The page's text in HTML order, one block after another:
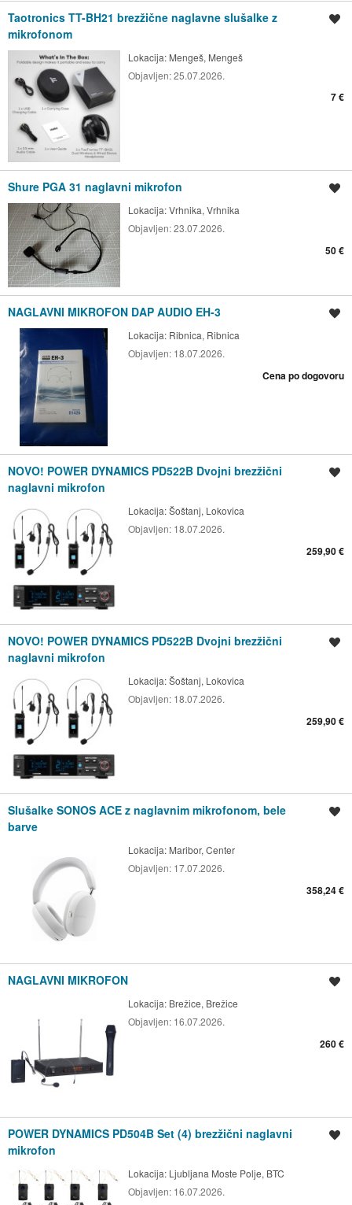
Taotronics TT-BH21 brezžične naglavne slušalke z
mikrofonom
Lokacija: Mengeš, Mengeš
Objavljen:25.07.2026.
7 €
Shure PGA 31 naglavni mikrofon
Lokacija:Vrhnika, Vrhnika
Objavljen:23.07.2026.
50 €
NAGLAVNI MIKROFON DAP AUDIO EH-3
Lokacija: Ribnica, Ribnica
Objavljen: 18.07.2026.
Cena po dogovoru
NOVO! POWER DYNAMICS PD522B Dvojni brezžični
naglavni mikrofon
Lokacija:Šoštanj, Lokovica
Objavljen: 18.07.2026.
259,90 €
NOVO! POWER DYNAMICS PD522B Dvojni brezžični
naglavni mikrofon
Lokacija:Šoštanj, Lokovica
Objavljen: 18.07.2026.
259,90 €
Slušalke SONOS ACE z naglavnim mikrofonom, bele
barve
Lokacija: Maribor, Center
Objavljen: 17.07.2026.
358,24 €
NAGLAVNI MIKROFON
Lokacija: Brežice, Brežice
Objavljen: 16.07.2026.
260 €
POWER DYNAMICS PD504B Set (4) brezžični naglavni
mikrofon
Lokacija: Ljubljana Moste Polje, BTC
Objavljen: 16.07.2026.